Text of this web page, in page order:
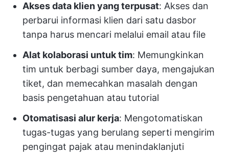
Akses data klien yang terpusat: Akses dan
perbarui informasi klien dari satu dasbor
tanpa harus mencari melalui email atau file
Alat kolaborasi untuk tim: Memungkinkan
tim untuk berbagi sumber daya, mengajukan
tiket, dan memecahkan masalah dengan
basis pengetahuan atau tutorial
Otomatisasi alur kerja: Mengotomatiskan
tugas-tugas yang berulang seperti mengirim
pengingat pajak atau menindaklanjuti